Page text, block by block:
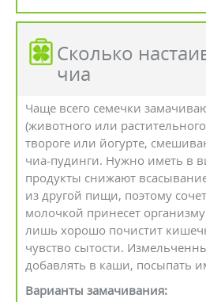
Сколько
чиа
Чаще всего семечки
(животного или
твороге или йогурте,
чиа-пудинги. Нужно иметь в
продукты снижают
из другой пищи, поэтому
молочкой принесет
лишь хорошо почистит
чувство сытости.
добавлять в каши, посыпать
Варианты замачивания: